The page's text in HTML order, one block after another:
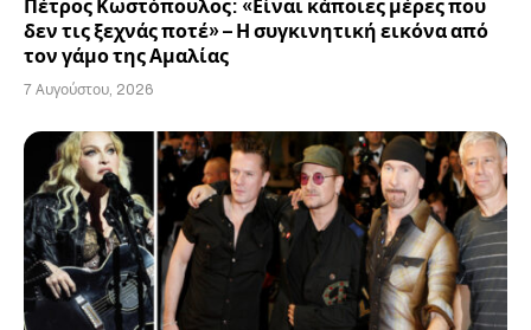
Πέτρος Κωστόπουλος: «Είναι κάποιες μέρες που
δεν τις ξεχνάς ποτέ» – Η συγκινητική εικόνα από
τον γάμο της Αμαλίας
7 Αυγούστου, 2026